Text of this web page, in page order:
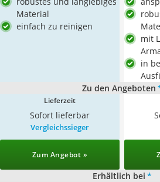
Material
einfach zu reinigen
mit
in
Zu den Angeboten
Lieferzeit
Sofort lieferbar
Vergleichssieger
Zum Angebot »
Erhältlich bei *